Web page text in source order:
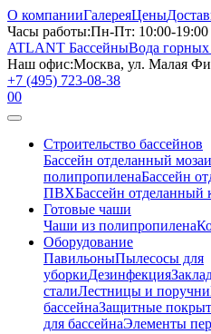
О компанииГалереяЦены
Часы работы:Пн-Пт: 10:00-19:00
ATLANT БассейныВода горных
Наш офис:Москва, ул. Малая
+7 (495) 723-08-38
00
Строительство бассейнов
Бассейн отделанный
полипропиленаБассейн
ПВХБассейн отделанный
Готовые чаши
Чаши из полипропилена
Оборудование
ПавильоныПылесосы для
уборкиДезинфекция
сталиЛестницы и поручни
бассейнаЗащитные
для бассейнаЭлементы